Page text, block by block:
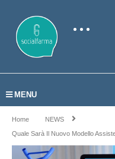
MENU
Home
NEWS
Quale Sarà Il Nuovo Modello